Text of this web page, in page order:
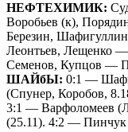
НЕФТЕХИМИК:
Воробьев (к),
Березин,
Леонтьев, Лещенко
Семенов, Купцов —
ШАЙбЫ: 0:1 —
(Спунер, Коробов,
3:1 — Варфоломеев
(25.11). 4:2 —